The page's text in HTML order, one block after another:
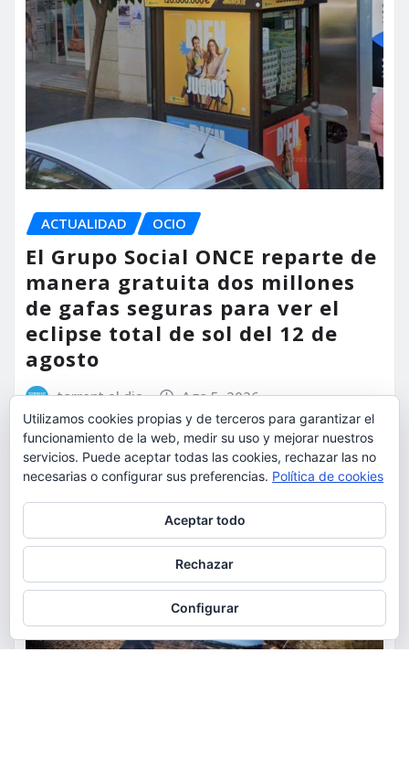
ACTUALIDAD OCIO
El Grupo Social ONCE reparte de
manera gratuita dos millones
de gafas seguras para ver el
eclipse total de sol del 12 de
agosto
torrent al dia Ago 5, 2026
Utilizamos cookies propias y de terceros para garantizar el
funcionamiento de la web, medir su uso y mejorar nuestros
servicios. Puede aceptar todas las cookies, rechazar las no
necesarias o configurar sus preferencias. Política de cookies
Aceptar todo
Rechazar
Configurar
Para obtener más información, incluido cómo gestionar las cookies,